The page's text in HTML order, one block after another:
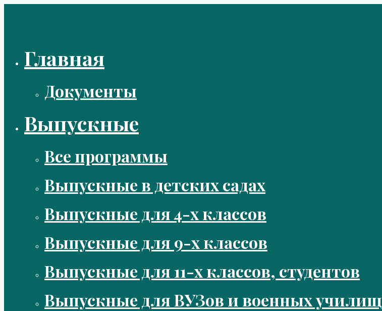
Главная
Документы
Выпускные
Все программы
Выпускные в детских садах
Выпускные для 4-х классов
Выпускные для 9-х классов
Выпускные для 11-х классов, студентов
Выпускные для ВУЗов и военных училищ